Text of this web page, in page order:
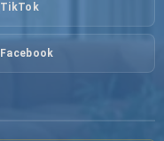
TikTok
Facebook